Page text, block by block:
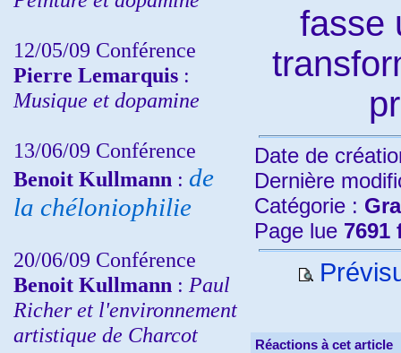
12/05/09 Conférence
Pierre Lemarquis :
Musique et dopamine
13/06/09 Conférence
Benoit Kullmann : de
la chéloniophilie
20/06/09 Conférence
Benoit Kullmann : Paul
Richer et l'environnement
artistique de Charcot
fasse
Date de
Dernière
Catégorie :
Page lue 7691
Réactions à cet article